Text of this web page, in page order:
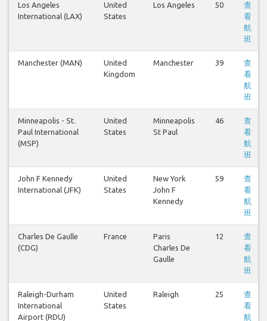
Los Angeles
International (LAX)
United
States
Los Angeles 50
查
看
航
班
Manchester (MAN)
United
Kingdom
Manchester 39
查
看
航
班
Minneapolis - St.
Paul International
(MSP)
United
States
Minneapolis
St Paul
46
查
看
航
班
John F Kennedy
International (JFK)
United
States
New York
John F
Kennedy
59
查
看
航
班
Charles De Gaulle
(CDG)
France
Paris
Charles De
Gaulle
12
查
看
航
班
Raleigh-Durham
International
Airport (RDU)
United
States
Raleigh 25
查
看
航